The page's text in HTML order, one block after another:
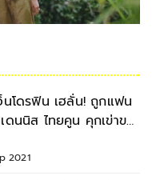
นโดรฟิน เฮลั่น! ถูกแฟน
ดนนิส ไทยคูน คุกเข่าขอ
2021